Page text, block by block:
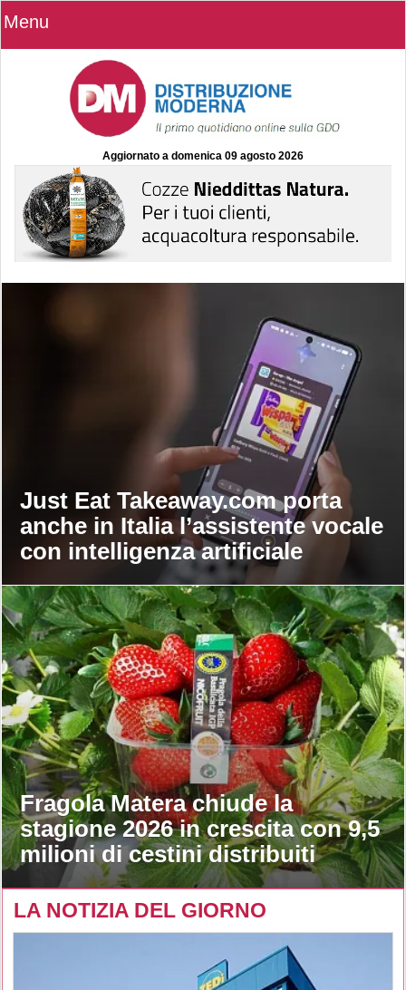
Menu
Aggiornato a domenica 09 agosto 2026
Just Eat Takeaway.com porta
anche in Italia l’assistente vocale
con intelligenza artificiale
Fragola Matera chiude la
stagione 2026 in crescita con 9,5
milioni di cestini distribuiti
LA NOTIZIA DEL GIORNO